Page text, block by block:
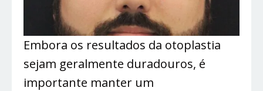
Embora os resultados da otoplastia
sejam geralmente duradouros, é
importante manter um